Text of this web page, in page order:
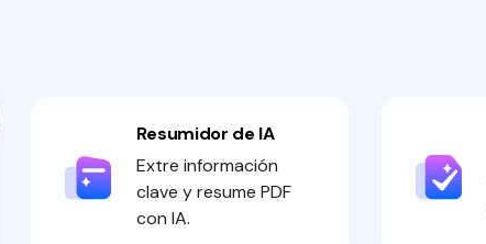
Resumidor de IA
Extre información
clave y resume PDF
con IA.